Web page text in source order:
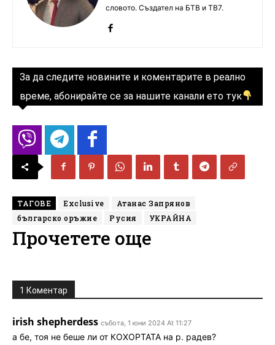
словото. Създател на БТВ и ТВ7.
За да следите новините и коментарите в реално
време, абонирайте се за нашите канали ето тук
ТАГОВЕ Exclusive
Атанас Запрянов
българско оръжие
Русия УКРАЙНА
Прочетете още
1 Коментар
irish shepherdess събота, 1 юни 2024 At 11:27
а бе, тоя не беше ли от КОХОРТАТА на р. радев?